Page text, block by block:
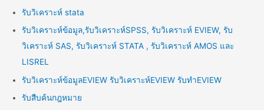
รับวิเคราะห์ stata
รับวิเคราะห์ข้อมูล,รับวิเคราะห์SPSS, รับวิเคราะห์ EVIEW, รับ
วิเคราะห์ SAS, รับวิเคราะห์ STATA , รับวิเคราะห์ AMOS และ
LISREL
รับวิเคราะห์ข้อมูลEVIEW รับวิเคราะห์EVIEW รับทำEVIEW
รับสืบค้นกฎหมาย